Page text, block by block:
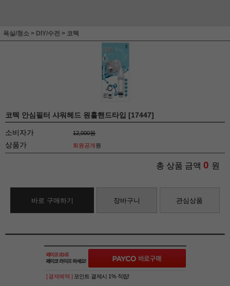
욕실/청소 > DIY/수전 > 코텍
코텍 안심필터 샤워헤드 원홀핸드타입 [17447]
소비자가 12,000원
상품가 회원공개원
총 상품 금액 0 원
바로 구매하기 장바구니 관심상품
[ 결제혜택 ] 포인트 결제시 1% 적립!